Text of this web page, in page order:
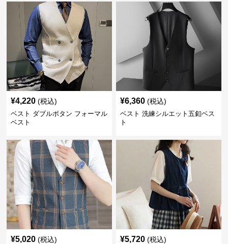
¥4,220 (税込)
ベスト ダブルボタン フォーマル
ベスト
¥6,360 (税込)
ベスト 洗練シルエット五釦ベス
ト
¥5,020 (税込) ¥5,720 (税込)